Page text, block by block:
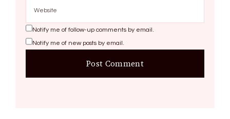
Notify me of follow-up comments by email.
Notify me of new posts by email.